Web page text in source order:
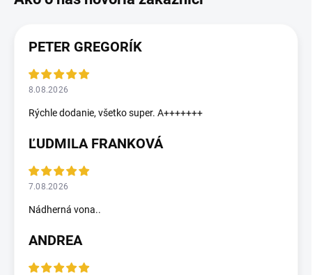
PETER GREGORÍK
8.08.2026
Rýchle dodanie, všetko super. A+++++++
ĽUDMILA FRANKOVÁ
7.08.2026
Nádherná vona..
ANDREA